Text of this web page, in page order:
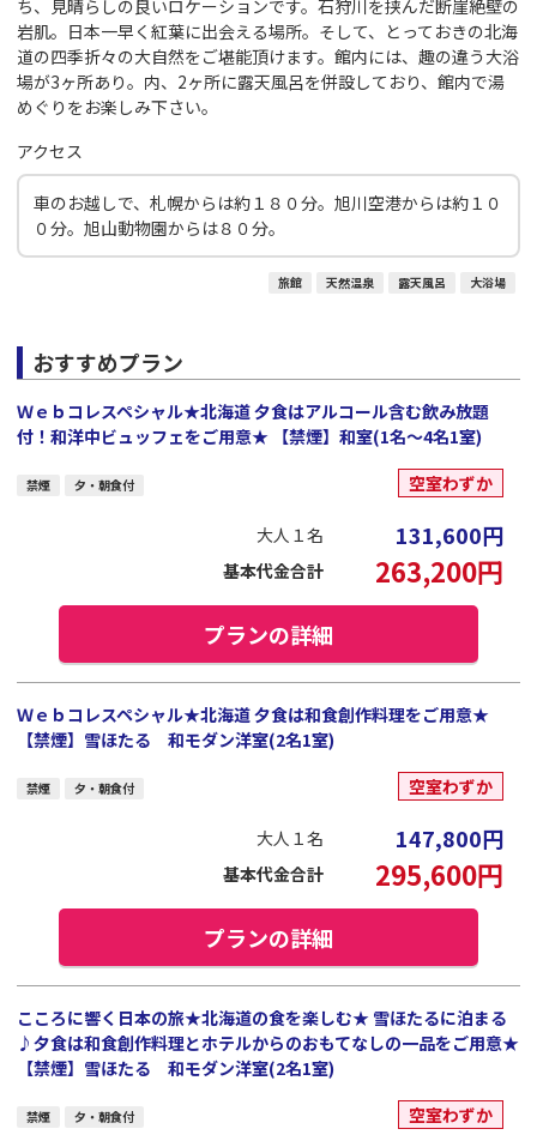
ち、見晴らしの良いロケーションです。石狩川を挟んだ断崖絶壁の
岩肌。日本一早く紅葉に出会える場所。そして、とっておきの北海
道の四季折々の大自然をご堪能頂けます。館内には、趣の違う大浴
場が3ヶ所あり。内、2ヶ所に露天風呂を併設しており、館内で湯
めぐりをお楽しみ下さい。
アクセス
車のお越しで、札幌からは約１８０分。旭川空港からは約１０
０分。旭山動物園からは８０分。
旅館 天然温泉 露天風呂 大浴場
おすすめプラン
Ｗｅｂコレスペシャル★北海道 夕食はアルコール含む飲み放題
付！和洋中ビュッフェをご用意★ 【禁煙】和室(1名～4名1室)
禁煙 夕・朝食付 空室わずか
大人１名 131,600円
基本代金合計 263,200円
プランの詳細
Ｗｅｂコレスペシャル★北海道 夕食は和食創作料理をご用意★
【禁煙】雪ほたる 和モダン洋室(2名1室)
禁煙 夕・朝食付 空室わずか
大人１名 147,800円
基本代金合計 295,600円
プランの詳細
こころに響く日本の旅★北海道の食を楽しむ★ 雪ほたるに泊まる
♪夕食は和食創作料理とホテルからのおもてなしの一品をご用意★
【禁煙】雪ほたる 和モダン洋室(2名1室)
禁煙 夕・朝食付 空室わずか